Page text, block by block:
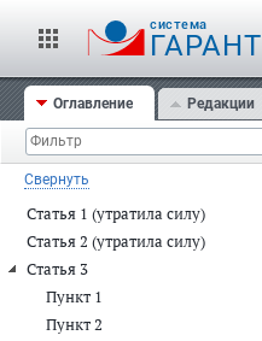
cистема
ГАРАНТ
Оглавление Редакции
Свернуть
Статья 1 (утратила силу)
Статья 2 (утратила силу)
Статья 3
Пункт 1
Пункт 2